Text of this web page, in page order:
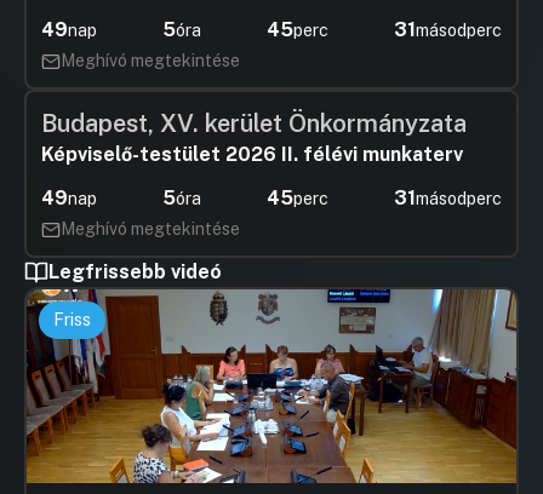
49nap 5óra 45perc 31másodperc
Meghívó megtekintése
Budapest, XV. kerület Önkormányzata
Képviselő-testület 2026 II. félévi munkaterv
49nap 5óra 45perc 31másodperc
Meghívó megtekintése
Legfrissebb videó
Friss